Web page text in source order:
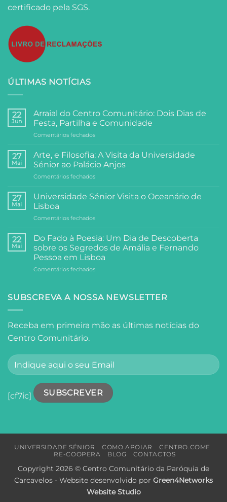
certificado pela SGS.
ÚLTIMAS NOTÍCIAS
22
Jun
Arraial do Centro Comunitário: Dois Dias de
Festa, Partilha e Comunidade
Comentários fechadosem
do
Centro
Comunitário:
Dois
de
e
27
Mai
Arte, e Filosofia: A Visita da Universidade
Sénior ao Palácio Anjos
Comentários fechadosem
e
Visita
Universidade
Sénior
Palácio
Anjos
27
Mai
Universidade Sénior Visita o Oceanário de
Lisboa
Comentários fechadosem
Sénior
Visita
o
Oceanário
de
22
Mai
Do Fado à Poesia: Um Dia de Descoberta
sobre os Segredos de Amália e Fernando
Pessoa em Lisboa
Comentários fechadosem
à
Dia
de
os
Segredos
e
Fernando
SUBSCREVA A NOSSA NEWSLETTER
Receba em primeira mão as últimas notícias do
Centro Comunitário.
[cf7ic]
UNIVERSIDADE SÉNIOR COMO APOIAR
CENTRO.COME
RE-COOPERA
BLOG CONTACTOS
Copyright 2026 © Centro Comunitário da Paróquia de
Carcavelos - Website desenvolvido por Green4Networks
Website Studio